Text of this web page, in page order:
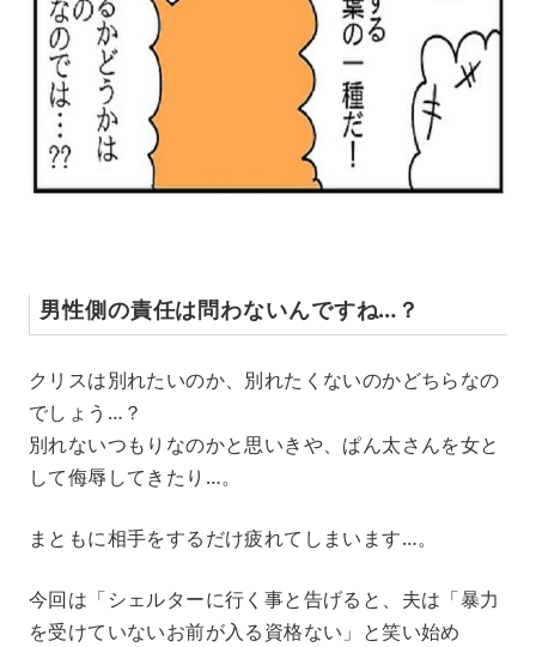
男性側の責任は問わないんですね…？
クリスは別れたいのか、別れたくないのかどちらなの
でしょう…？
別れないつもりなのかと思いきや、ぱん太さんを女と
して侮辱してきたり…。
まともに相手をするだけ疲れてしまいます…。
今回は「シェルターに行く事と告げると、夫は「暴力
を受けていないお前が入る資格ない」と笑い始め